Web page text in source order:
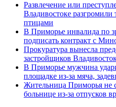
Развлечение или
Владивостоке разгромили
птицами
В Приморье инвалида по
подписать контракт с
Прокуратура вынесла
застройщиков
В Приморье мужчина
площадке из-за мяча,
Жительница Приморья не
больнице из-за отпусков